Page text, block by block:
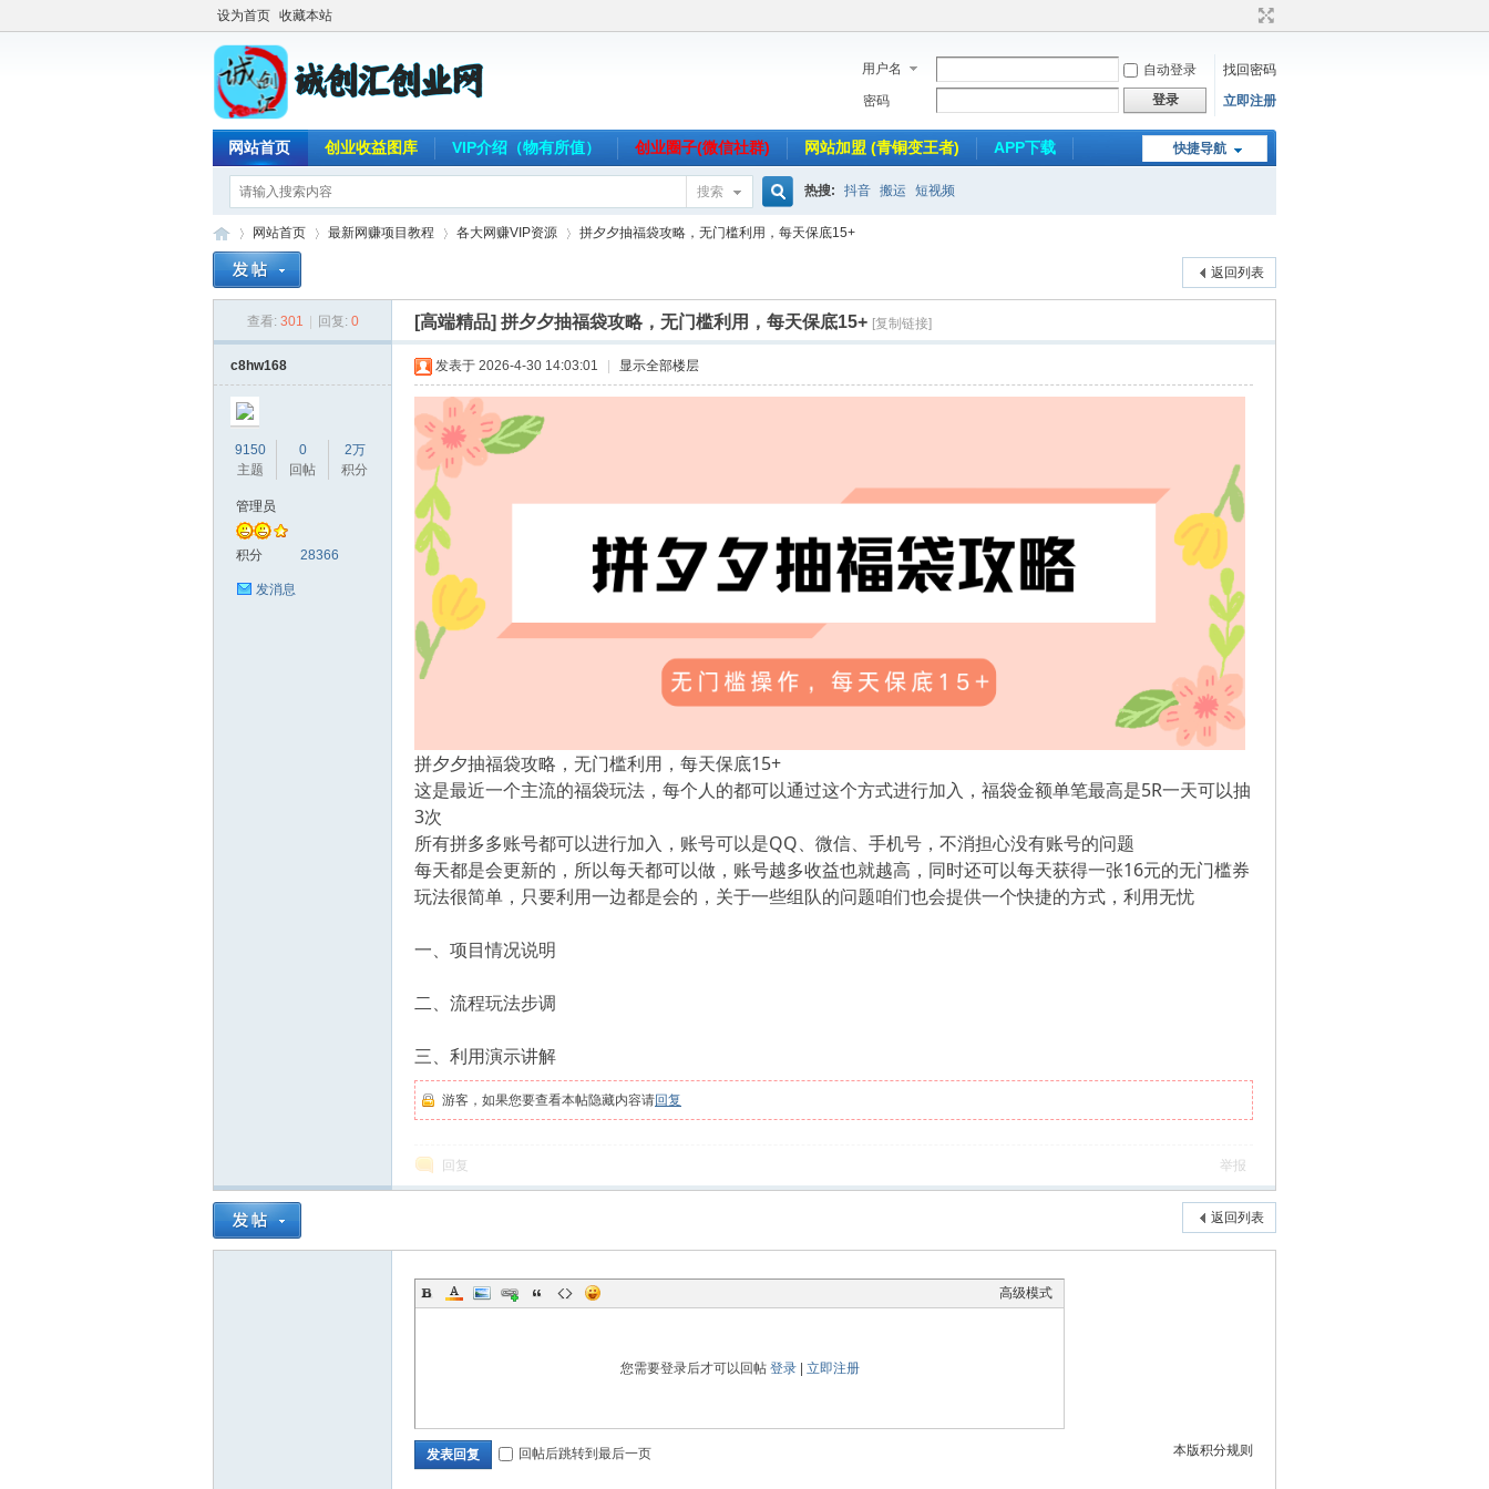
设为首页 收藏本站
用户名 自动登录
找回密码
密码
登录 立即注册
快捷导航
网站首页 创业收益图库 VIP介绍（物有所值） 创业圈子(微信社群) 网站加盟 (青铜变王者) APP下载
搜索
搜
索
热搜: 抖音 搬运 短视频
网站首页 最新网赚项目教程
›
各大网赚VIP资源
›
拼夕夕抽福袋攻略，无门槛利用，每天保底15+
返回列表
查看: 301 回复: 0 [高端精品] 拼夕夕抽福袋攻略，无门槛利用，每天保底15+ [复制链接]
c8hw168
9150
主题
0
回帖
2万
积分
管理员
积分 28366
发消息
发表于 2026-4-30 14:03:01 显示全部楼层
拼夕夕抽福袋攻略，无门槛利用，每天保底15+
这是最近一个主流的福袋玩法，每个人的都可以通过这个方式进行加入，福袋金额单笔最高是5R一天可以抽
3次
所有拼多多账号都可以进行加入，账号可以是QQ、微信、手机号，不消担心没有账号的问题
每天都是会更新的，所以每天都可以做，账号越多收益也就越高，同时还可以每天获得一张16元的无门槛券
玩法很简单，只要利用一边都是会的，关于一些组队的问题咱们也会提供一个快捷的方式，利用无忧
一、项目情况说明
二、流程玩法步调
三、利用演示讲解
游客，如果您要查看本帖隐藏内容请回复
回复 举报
返回列表
高级模式
您需要登录后才可以回帖 登录| 立即注册
本版积分规则
发表回复 回帖后跳转到最后一页